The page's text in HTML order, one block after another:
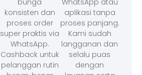
konsisten dan
proses order
super praktis via
WhatsApp.
Cashback untuk
pelanggan rutin
aplikasi tanpa
proses panjang.
Kami sudah
langganan dan
selalu puas
dengan